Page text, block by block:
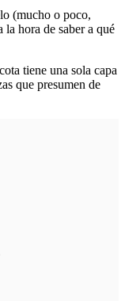
(mucho o poco,
la hora de saber a qué
tiene una sola capa
que presumen de